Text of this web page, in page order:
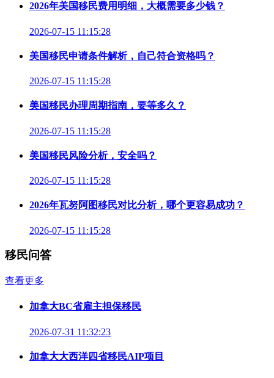
2026年美国移民费用明细，大概需要多少钱？
2026-07-15 11:15:28
美国移民申请条件解析，自己符合资格吗？
2026-07-15 11:15:28
美国移民办理周期指南，要等多久？
2026-07-15 11:15:28
美国移民风险分析，安全吗？
2026-07-15 11:15:28
2026年瓦努阿图移民对比分析，哪个更容易成功？
2026-07-15 11:15:28
移民问答
查看更多
加拿大BC省雇主担保移民
2026-07-31 11:32:23
加拿大大西洋四省移民AIP项目